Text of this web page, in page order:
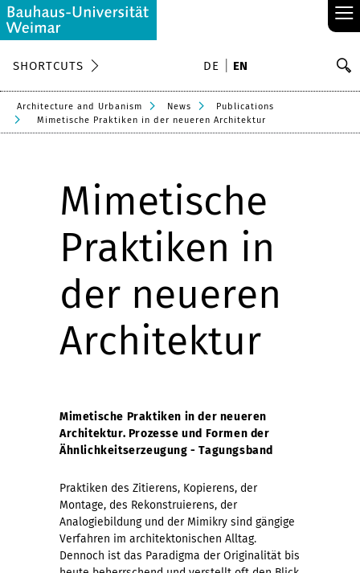
≡
SHORTCUTS DE EN
Architecture and Urbanism News
Publications
Mimetische Praktiken in der neueren Architektur
Mimetische
Praktiken in
der neueren
Architektur
Mimetische Praktiken in der neueren
Architektur. Prozesse und Formen der
Ähnlichkeitserzeugung - Tagungsband
Praktiken des Zitierens, Kopierens, der
Montage, des Rekonstruierens, der
Analogiebildung und der Mimikry sind gängige
Verfahren im architektonischen Alltag.
Dennoch ist das Paradigma der Originalität bis